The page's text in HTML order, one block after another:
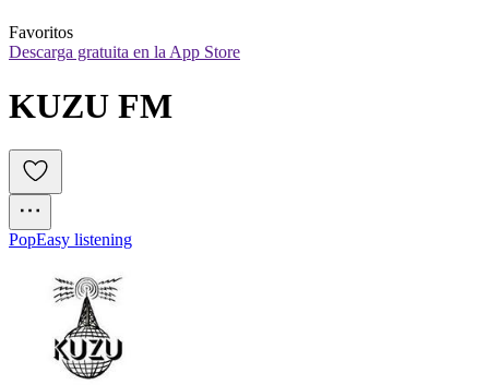
Favoritos
Descarga gratuita en la App Store
KUZU FM
PopEasy listening